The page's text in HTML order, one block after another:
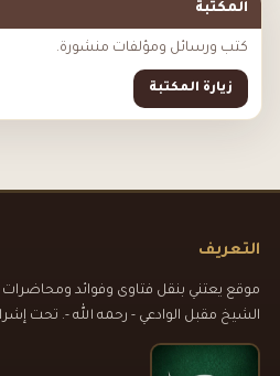
المكتبة
كتب ورسائل ومؤلفات منشورة.
زيارة المكتبة
التعريف
موقع يعتني بنقل فتاوى وفوائد
الشيخ مقبل الوادعي - رحمه الله -. تحت